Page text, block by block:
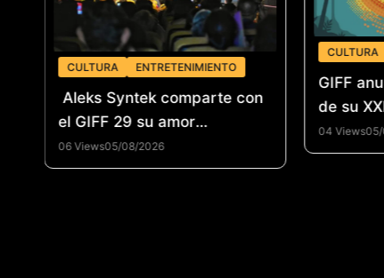
CULTURA ENTRETENIMIENTO
Aleks Syntek comparte con
el GIFF 29 su amor
«Intocable» por la creación
musica
06 Views05/08/2026
CULTURA
GIFF
de su
04 Views